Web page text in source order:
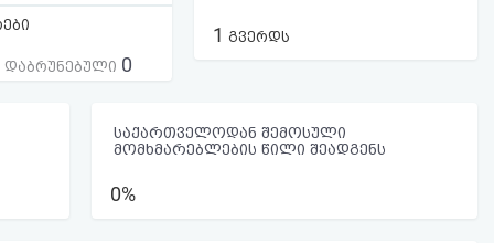
დაბრუნებული 0
1 გვერდს
საქართველოდან შემოსული
მომხმარებლების წილი შეადგენს
0%